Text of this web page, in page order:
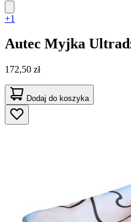
+1
Autec Myjka
172,50 zł
Dodaj do koszyka